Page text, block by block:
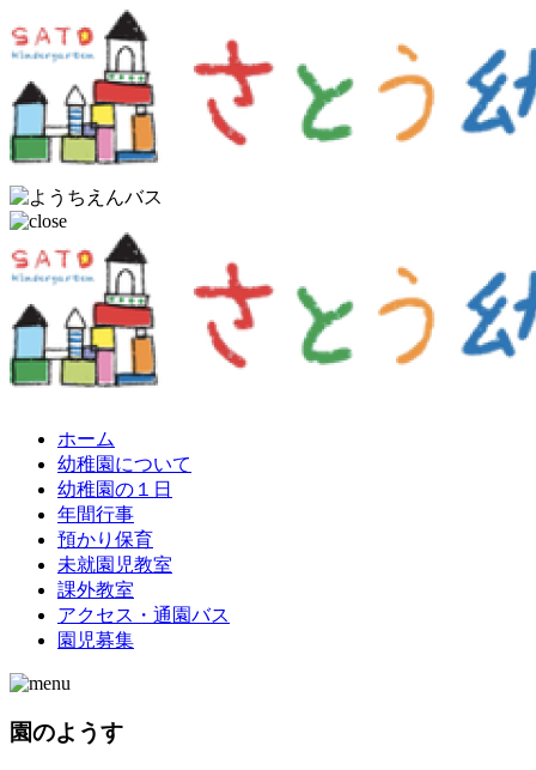
ホーム
幼稚園について
幼稚園の１日
年間行事
預かり保育
未就園児教室
課外教室
アクセス・通園バス
園児募集
園のようす